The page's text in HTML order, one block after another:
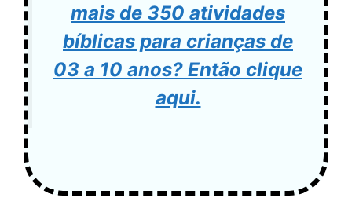
mais de 350 atividades
bíblicas para crianças de
03 a 10 anos? Então clique
aqui.